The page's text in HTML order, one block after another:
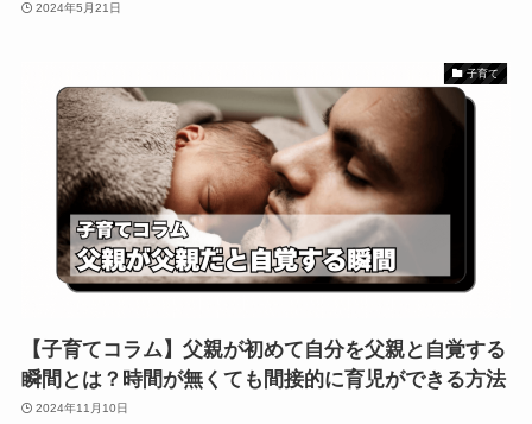
2024年5月21日
子育て
【子育てコラム】父親が初めて自分を父親と自覚する
瞬間とは？時間が無くても間接的に育児ができる方法
2024年11月10日